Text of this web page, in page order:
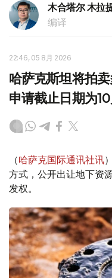
木合塔尔 木拉
编译
22:46, 05 8月 2026
哈萨克斯坦将拍
申请截止日期为10
（哈萨克国际通讯社讯
方式，公开出让地下资
发权。